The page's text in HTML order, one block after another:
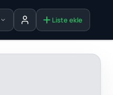
Oturum açListe ekle